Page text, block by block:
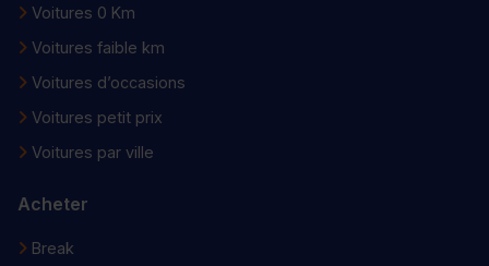
Voitures 0 Km
Voitures faible km
Voitures d’occasions
Voitures petit prix
Voitures par ville
Acheter
Break